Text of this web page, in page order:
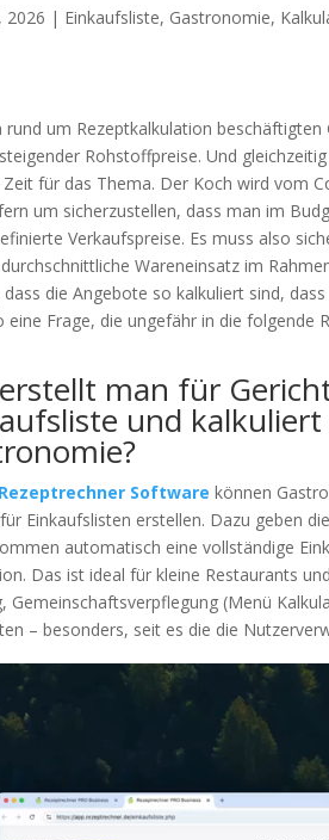
2026 | Einkaufsliste, Gastronomie,
rund um Rezeptkalkulation
Rohstoffpreise. Und
für das Thema. Der Koch wird vom
um sicherzustellen, dass man im
Verkaufspreise. Es muss also
Wareneinsatz im
die Angebote so kalkuliert sind,
eine Frage, die ungefähr in die folgende
man für
und
Rezeptrechner Software können
Einkaufslisten erstellen. Dazu geben
automatisch eine vollständige
Das ist ideal für kleine Restaurants
Gemeinschaftsverpflegung (Menü
– besonders, seit es die die